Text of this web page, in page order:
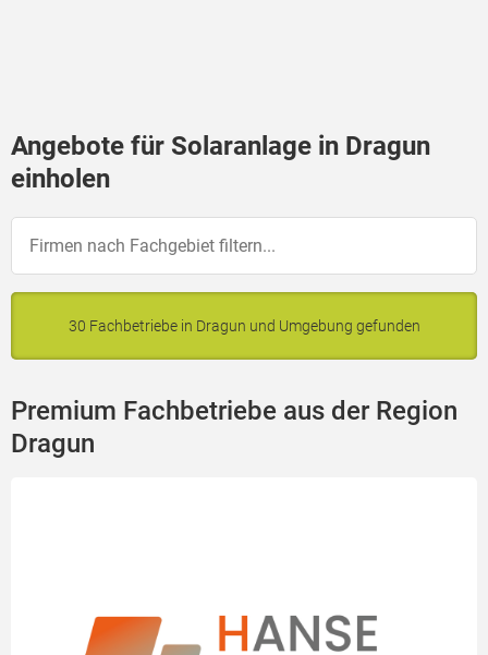
Angebote für Solaranlage in Dragun
einholen
30 Fachbetriebe in Dragun und Umgebung gefunden
Premium Fachbetriebe aus der Region
Dragun